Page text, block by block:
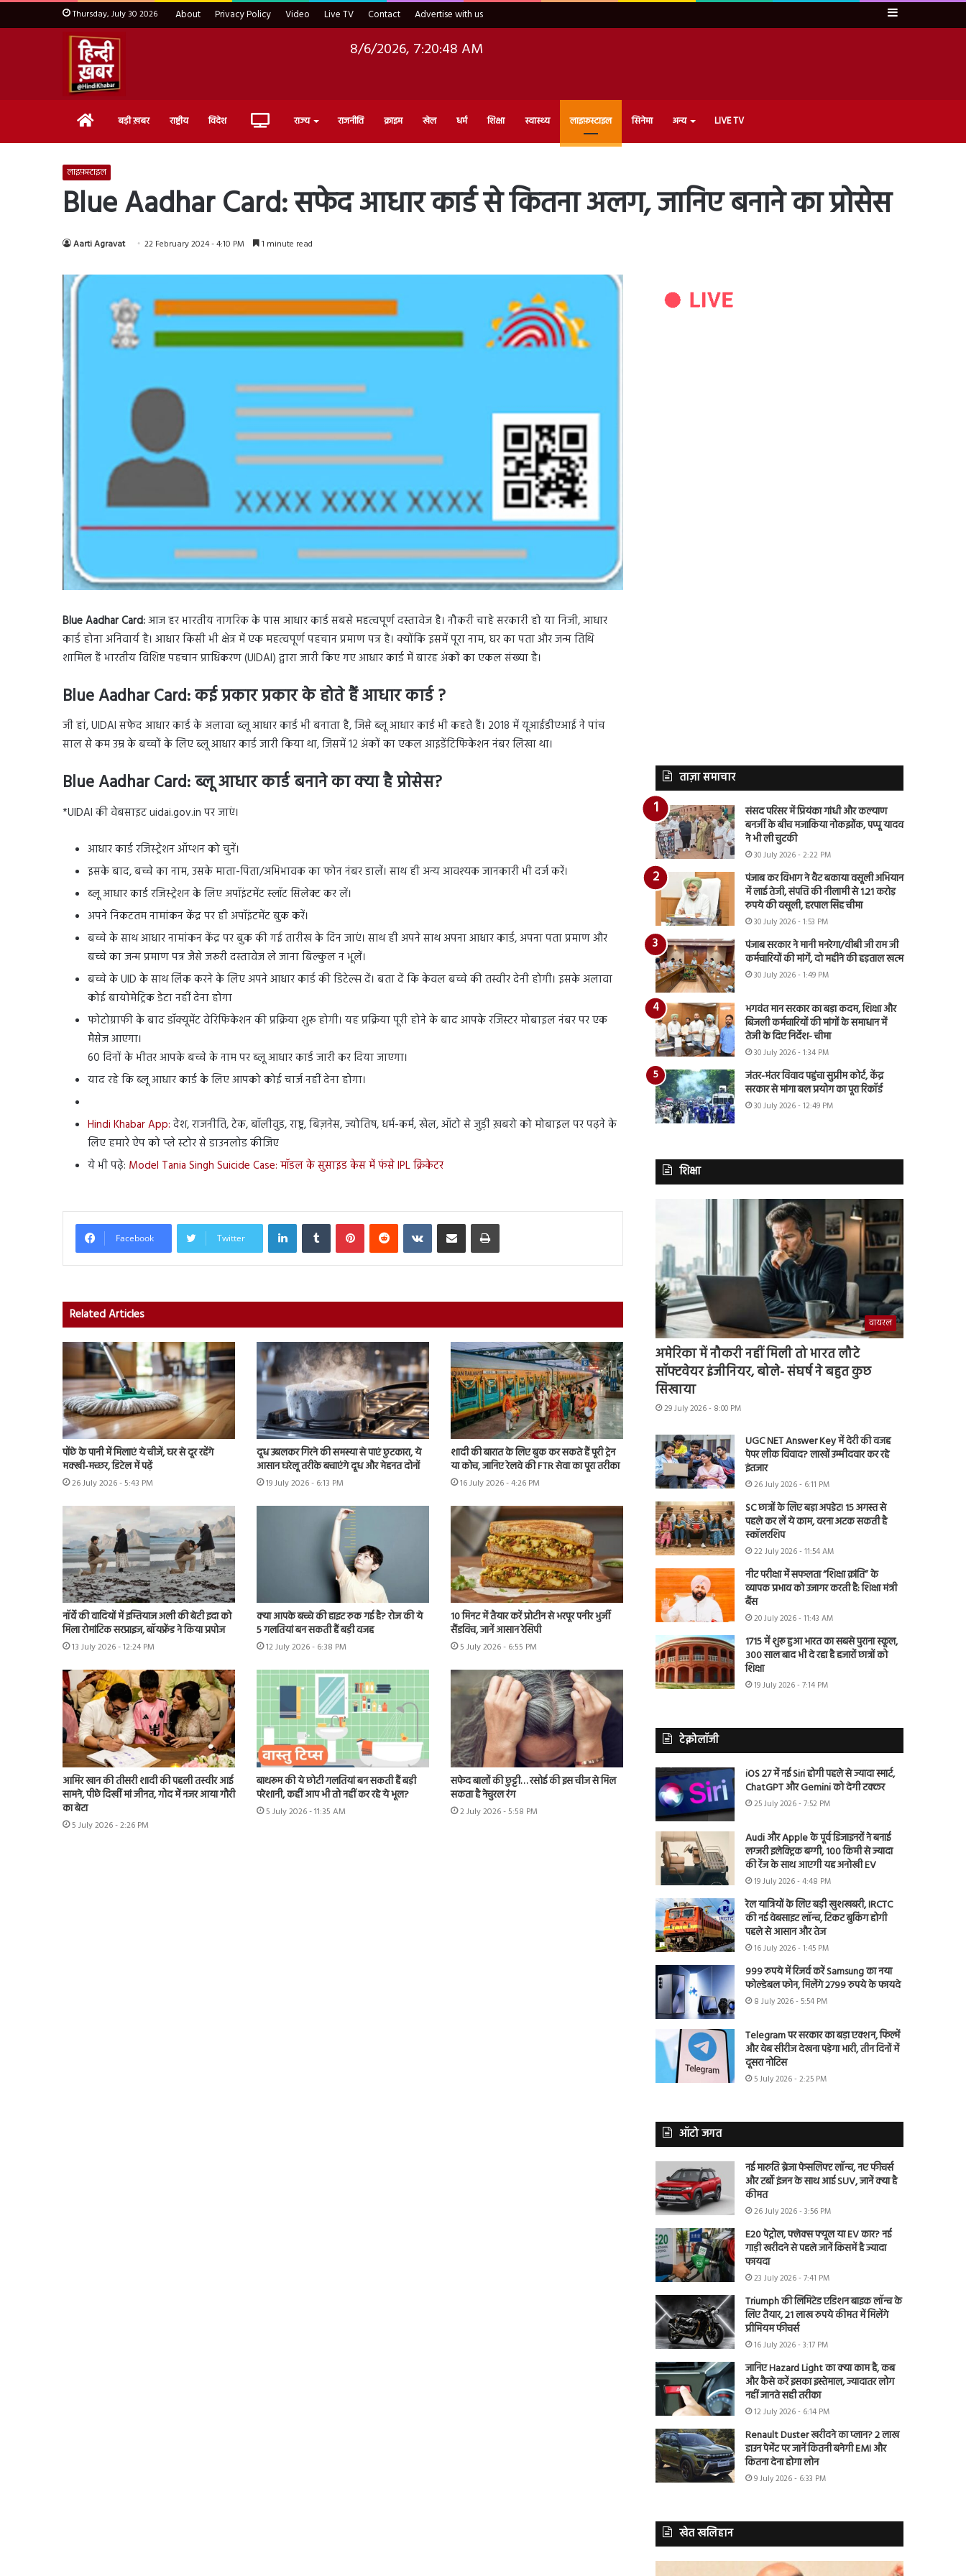
Thursday, July 30 2026 About Privacy Policy Video Live TV Contact Advertise with us Sidebar
8/6/2026, 7:20:49 AM
Home बड़ी ख़बर राष्ट्रीय विदेश Live राज्य राजनीति क्राइम खेल धर्म शिक्षा स्वास्थ्य लाइफ़स्टाइल सिनेमा अन्य LIVE TV
लाइफ़स्टाइल
Blue Aadhar Card: सफेद आधार कार्ड से कितना अलग, जानिए बनाने का प्रोसेस
Aarti Agravat 22 February 2024 - 4:10 PM 1 minute read
Blue Aadhar Card:आज हर भारतीय नागरिक के पास आधार कार्ड सबसे महत्वपूर्ण दस्तावेज है। नौकरी चाहे सरकारी हो या निजी, आधार
कार्ड होना अनिवार्य है। आधार किसी भी क्षेत्र में एक महत्वपूर्ण पहचान प्रमाण पत्र है। क्योंकि इसमें पूरा नाम, घर का पता और जन्म तिथि
शामिल हैं भारतीय विशिष्ट पहचान प्राधिकरण (UIDAI) द्वारा जारी किए गए आधार कार्ड में बारह अंकों का एकल संख्या है।
Blue Aadhar Card: कई प्रकार प्रकार के होते हैं आधार कार्ड ?
जी हां, UIDAI सफेद आधार कार्ड के अलावा ब्लू आधार कार्ड भी बनाता है, जिसे ब्लू आधार कार्ड भी कहते हैं। 2018 में यूआईडीएआई ने पांच
साल से कम उम्र के बच्चों के लिए ब्लू आधार कार्ड जारी किया था, जिसमें 12 अंकों का एकल आइडेंटिफिकेशन नंबर लिखा था।
Blue Aadhar Card: ब्लू आधार कार्ड बनाने का क्या है प्रोसेस?
*UIDAI की वेबसाइट uidai.gov.in पर जाएं।
आधार कार्ड रजिस्ट्रेशन ऑप्शन को चुनें।
इसके बाद, बच्चे का नाम, उसके माता-पिता/अभिभावक का फोन नंबर डालें। साथ ही अन्य आवश्यक जानकारी भी दर्ज करें।
ब्लू आधार कार्ड रजिस्ट्रेशन के लिए अपॉइंटमेंट स्लॉट सिलेक्ट कर लें।
अपने निकटतम नामांकन केंद्र पर ही अपॉइंटमेंट बुक करें।
बच्चे के साथ आधार नामांकन केंद्र पर बुक की गई तारीख के दिन जाएं। साथ ही अपने साथ अपना आधार कार्ड, अपना पता प्रमाण और
बच्चे का जन्म प्रमाण पत्र जैसे जरूरी दस्तावेज ले जाना बिल्कुल न भूलें।
बच्चे के UID के साथ लिंक करने के लिए अपने आधार कार्ड की डिटेल्स दें। बता दें कि केवल बच्चे की तस्वीर देनी होगी। इसके अलावा
कोई बायोमेट्रिक डेटा नहीं देना होगा
फोटोग्राफी के बाद डॉक्यूमेंट वेरिफिकेशन की प्रक्रिया शुरू होगी। यह प्रक्रिया पूरी होने के बाद आपके रजिस्टर मोबाइल नंबर पर एक
मैसेज आएगा।
60 दिनों के भीतर आपके बच्चे के नाम पर ब्लू आधार कार्ड जारी कर दिया जाएगा।
याद रहे कि ब्लू आधार कार्ड के लिए आपको कोई चार्ज नहीं देना होगा।
Hindi Khabar App: देश, राजनीति, टेक, बॉलीवुड, राष्ट्र, बिज़नेस, ज्योतिष, धर्म-कर्म, खेल, ऑटो से जुड़ी ख़बरो को मोबाइल पर पढ़ने के
लिए हमारे ऐप को प्ले स्टोर से डाउनलोड कीजिए
ये भी पढ़े: Model Tania Singh Suicide Case: मॉडल के सुसाइड केस में फंसे IPL क्रिकेटर
Facebook Twitter
LinkedInTumblr PinterestReddit VKontakteShare via Email Print
Related Articles
पोंछे के पानी में मिलाएं ये चीजें, घर से दूर रहेंगे
मक्खी-मच्छर, डिटेल में पढ़ें
26 July 2026 - 5:43 PM
दूध उबलकर गिरने की समस्या से पाएं छुटकारा, ये
आसान घरेलू तरीके बचाएंगे दूध और मेहनत दोनों
19 July 2026 - 6:13 PM
शादी की बारात के लिए बुक कर सकते हैं पूरी ट्रेन
या कोच, जानिए रेलवे की FTR सेवा का पूरा तरीका
16 July 2026 - 4:26 PM
नॉर्वे की वादियों में इम्तियाज अली की बेटी इदा को
मिला रोमांटिक सरप्राइज, बॉयफ्रेंड ने किया प्रपोज
13 July 2026 - 12:24 PM
क्या आपके बच्चे की हाइट रुक गई है? रोज की ये
5 गलतियां बन सकती हैं बड़ी वजह
12 July 2026 - 6:38 PM
10 मिनट में तैयार करें प्रोटीन से भरपूर पनीर भुर्जी
सैंडविच, जानें आसान रेसिपी
5 July 2026 - 6:55 PM
आमिर खान की तीसरी शादी की पहली तस्वीर आई
सामने, पीछे दिखीं मां जीनत, गोद में नजर आया गौरी
का बेटा
5 July 2026 - 2:26 PM
बाथरूम की ये छोटी गलतियां बन सकती हैं बड़ी
परेशानी, कहीं आप भी तो नहीं कर रहे ये भूल?
5 July 2026 - 11:35 AM
सफेद बालों की छुट्टी… रसोई की इस चीज से मिल
सकता है नेचुरल रंग
2 July 2026 - 5:58 PM
ताज़ा समाचार
संसद परिसर में प्रियंका गांधी और कल्याण
बनर्जी के बीच मजाकिया नोकझोंक, पप्पू यादव
ने भी ली चुटकी
30 July 2026 - 2:22 PM
पंजाब कर विभाग ने वैट बकाया वसूली अभियान
में लाई तेजी, संपत्ति की नीलामी से 1.21 करोड़
रुपये की वसूली, हरपाल सिंह चीमा
30 July 2026 - 1:53 PM
पंजाब सरकार ने मानी मनरेगा/वीबी जी राम जी
कर्मचारियों की मांगें, दो महीने की हड़ताल खत्म
30 July 2026 - 1:49 PM
भगवंत मान सरकार का बड़ा कदम, शिक्षा और
बिजली कर्मचारियों की मांगों के समाधान में
तेजी के दिए निर्देश- चीमा
30 July 2026 - 1:34 PM
जंतर-मंतर विवाद पहुंचा सुप्रीम कोर्ट, केंद्र
सरकार से मांगा बल प्रयोग का पूरा रिकॉर्ड
30 July 2026 - 12:49 PM
शिक्षा
वायरल
अमेरिका में नौकरी नहीं मिली तो भारत लौटे
सॉफ्टवेयर इंजीनियर, बोले- संघर्ष ने बहुत कुछ
सिखाया
29 July 2026 - 8:00 PM
UGC NET Answer Key में देरी की वजह
पेपर लीक विवाद? लाखों उम्मीदवार कर रहे
इंतजार
26 July 2026 - 6:11 PM
SC छात्रों के लिए बड़ा अपडेट! 15 अगस्त से
पहले कर लें ये काम, वरना अटक सकती है
स्कॉलरशिप
22 July 2026 - 11:54 AM
नीट परीक्षा में सफलता “शिक्षा क्रांति” के
व्यापक प्रभाव को उजागर करती है: शिक्षा मंत्री
बैंस
20 July 2026 - 11:43 AM
1715 में शुरू हुआ भारत का सबसे पुराना स्कूल,
300 साल बाद भी दे रहा है हजारों छात्रों को
शिक्षा
19 July 2026 - 7:14 PM
टेक्नोलॉजी
iOS 27 में नई Siri होगी पहले से ज्यादा स्मार्ट,
ChatGPT और Gemini को देगी टक्कर
25 July 2026 - 7:52 PM
Audi और Apple के पूर्व डिजाइनरों ने बनाई
लग्जरी इलेक्ट्रिक बग्गी, 100 किमी से ज्यादा
की रेंज के साथ आएगी यह अनोखी EV
19 July 2026 - 4:48 PM
रेल यात्रियों के लिए बड़ी खुशखबरी, IRCTC
की नई वेबसाइट लॉन्च, टिकट बुकिंग होगी
पहले से आसान और तेज
16 July 2026 - 1:45 PM
999 रुपये में रिजर्व करें Samsung का नया
फोल्डेबल फोन, मिलेंगे 2799 रुपये के फायदे
8 July 2026 - 5:54 PM
Telegram पर सरकार का बड़ा एक्शन, फिल्में
और वेब सीरीज देखना पड़ेगा भारी, तीन दिनों में
दूसरा नोटिस
5 July 2026 - 2:25 PM
ऑटो जगत
नई मारुति ब्रेजा फेसलिफ्ट लॉन्च, नए फीचर्स
और टर्बो इंजन के साथ आई SUV, जानें क्या है
कीमत
26 July 2026 - 3:56 PM
E20 पेट्रोल, फ्लेक्स फ्यूल या EV कार? नई
गाड़ी खरीदने से पहले जानें किसमें है ज्यादा
फायदा
23 July 2026 - 7:41 PM
Triumph की लिमिटेड एडिशन बाइक लॉन्च के
लिए तैयार, 21 लाख रुपये कीमत में मिलेंगे
प्रीमियम फीचर्स
16 July 2026 - 3:17 PM
जानिए Hazard Light का क्या काम है, कब
और कैसे करें इसका इस्तेमाल, ज्यादातर लोग
नहीं जानते सही तरीका
12 July 2026 - 6:14 PM
Renault Duster खरीदने का प्लान? 2 लाख
डाउन पेमेंट पर जानें कितनी बनेगी EMI और
कितना देना होगा लोन
9 July 2026 - 6:33 PM
खेत खलिहान